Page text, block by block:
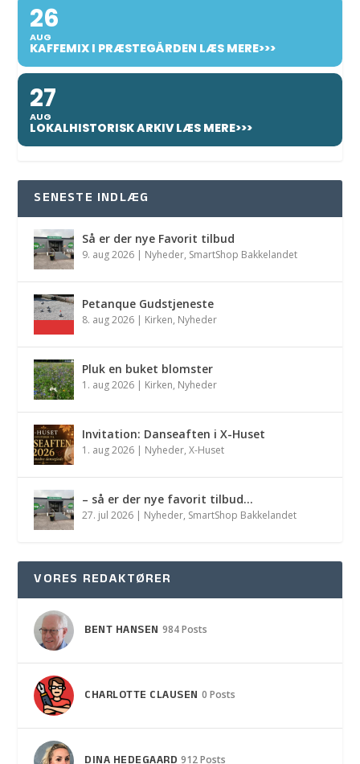
26
AUG
KAFFEMIX I PRÆSTEGÅRDEN LÆS MERE>>>
27
AUG
LOKALHISTORISK ARKIV LÆS MERE>>>
SENESTE INDLÆG
Så er der nye Favorit tilbud
9. aug 2026 | Nyheder, SmartShop Bakkelandet
Petanque Gudstjeneste
8. aug 2026 | Kirken, Nyheder
Pluk en buket blomster
1. aug 2026 | Kirken, Nyheder
Invitation: Danseaften i X-Huset
1. aug 2026 | Nyheder,X-Huset
– så er der nye favorit tilbud…
27. jul 2026 | Nyheder, SmartShop Bakkelandet
VORES REDAKTØRER
BENT HANSEN 984 Posts
CHARLOTTE CLAUSEN 0 Posts
912 Posts